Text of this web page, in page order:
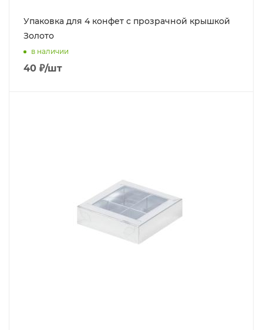
Упаковка для 4 конфет с прозрачной крышкой
Золото
в наличии
40 ₽/шт